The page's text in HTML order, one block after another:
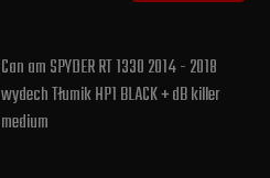
Can am SPYDER RT 1330 2014 - 2018
wydech Tłumik HP1 BLACK + dB killer
medium